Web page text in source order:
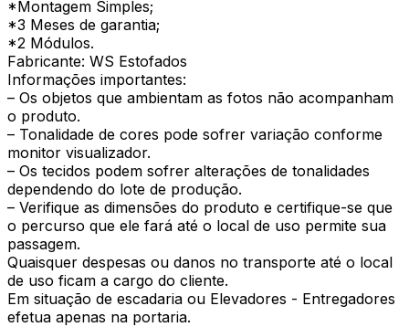
*Montagem Simples;
*3 Meses de garantia;
*2 Módulos.
Fabricante: WS Estofados
Informações importantes:
– Os objetos que ambientam as fotos não acompanham
o produto.
– Tonalidade de cores pode sofrer variação conforme
monitor visualizador.
– Os tecidos podem sofrer alterações de tonalidades
dependendo do lote de produção.
– Verifique as dimensões do produto e certifique-se que
o percurso que ele fará até o local de uso permite sua
passagem.
Quaisquer despesas ou danos no transporte até o local
de uso ficam a cargo do cliente.
Em situação de escadaria ou Elevadores - Entregadores
efetua apenas na portaria.